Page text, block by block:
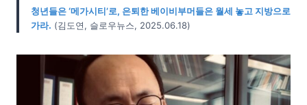
청년들은 ‘메가시티’로, 은퇴한 베이비부머들은 월세 놓고 지방으로
가라. (김도연, 슬로우뉴스, 2025.06.18)